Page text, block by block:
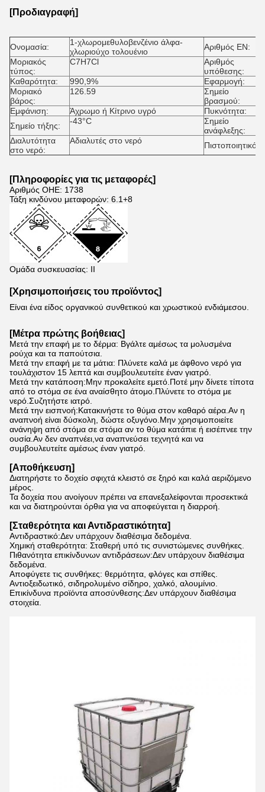
[Προδιαγραφή]
Ονομασία:
1-χλωρομεθυλοβενζένιο άλφα-
χλωριούχο τολουένιο
Αριθμός EN:
Μοριακός
τύπος:
C7H7Cl
Αριθμός
υπόθεσης:
Καθαρότητα: 990,9% Εφαρμογή:
Μοριακό
βάρος:
126.59
Σημείο
βρασμού:
Εμφάνιση: Άχρωμο ή Κίτρινο υγρό Πυκνότητα:
Σημείο τήξης:
-43°C
Σημείο
ανάφλεξης:
Διαλυτότητα
στο νερό:
Αδιαλυτές στο νερό Πιστοποιητικό:
[Πληροφορίες για τις μεταφορές]
Αριθμός ΟΗΕ: 1738
Τάξη κινδύνου μεταφορών: 6.1+8
Ομάδα συσκευασίας: II
[Χρησιμοποιήσεις του προϊόντος]
Είναι ένα είδος οργανικού συνθετικού και χρωστικού ενδιάμεσου.
[Μέτρα πρώτης βοήθειας]
Μετά την επαφή με το δέρμα: Βγάλτε αμέσως τα μολυσμένα
ρούχα και τα παπούτσια.
Μετά την επαφή με τα μάτια: Πλύνετε καλά με άφθονο νερό για
τουλάχιστον 15 λεπτά και συμβουλευτείτε έναν γιατρό.
Μετά την κατάποση:Μην προκαλείτε εμετό.Ποτέ μην δίνετε τίποτα
από το στόμα σε ένα αναίσθητο άτομο.Πλύνετε το στόμα με
νερό.Συζητήστε ιατρό.
Μετά την εισπνοή:Κατακινήστε το θύμα στον καθαρό αέρα.Αν η
αναπνοή είναι δύσκολη, δώστε οξυγόνο.Μην χρησιμοποιείτε
ανάνηψη από στόμα σε στόμα αν το θύμα κατάπιε ή εισέπνεε την
ουσία.Αν δεν αναπνέει,να αναπνεύσει τεχνητά και να
συμβουλευτείτε αμέσως έναν γιατρό.
[Αποθήκευση]
Διατηρήστε το δοχείο σφιχτά κλειστό σε ξηρό και καλά αεριζόμενο
μέρος.
Τα δοχεία που ανοίγουν πρέπει να επανεξαλείφονται προσεκτικά
και να διατηρούνται όρθια για να αποφεύγεται η διαρροή.
[Σταθερότητα και Αντιδραστικότητα]
Αντιδραστικό:Δεν υπάρχουν διαθέσιμα δεδομένα.
Χημική σταθερότητα: Σταθερή υπό τις συνιστώμενες συνθήκες.
Πιθανότητα επικίνδυνων αντιδράσεων:Δεν υπάρχουν διαθέσιμα
δεδομένα.
Αποφύγετε τις συνθήκες: θερμότητα, φλόγες και σπίθες.
Αντιοξειδωτικό, σιδηρολυμένο σίδηρο, χαλκό, αλουμίνιο.
Επικίνδυνα προϊόντα αποσύνθεσης:Δεν υπάρχουν διαθέσιμα
στοιχεία.